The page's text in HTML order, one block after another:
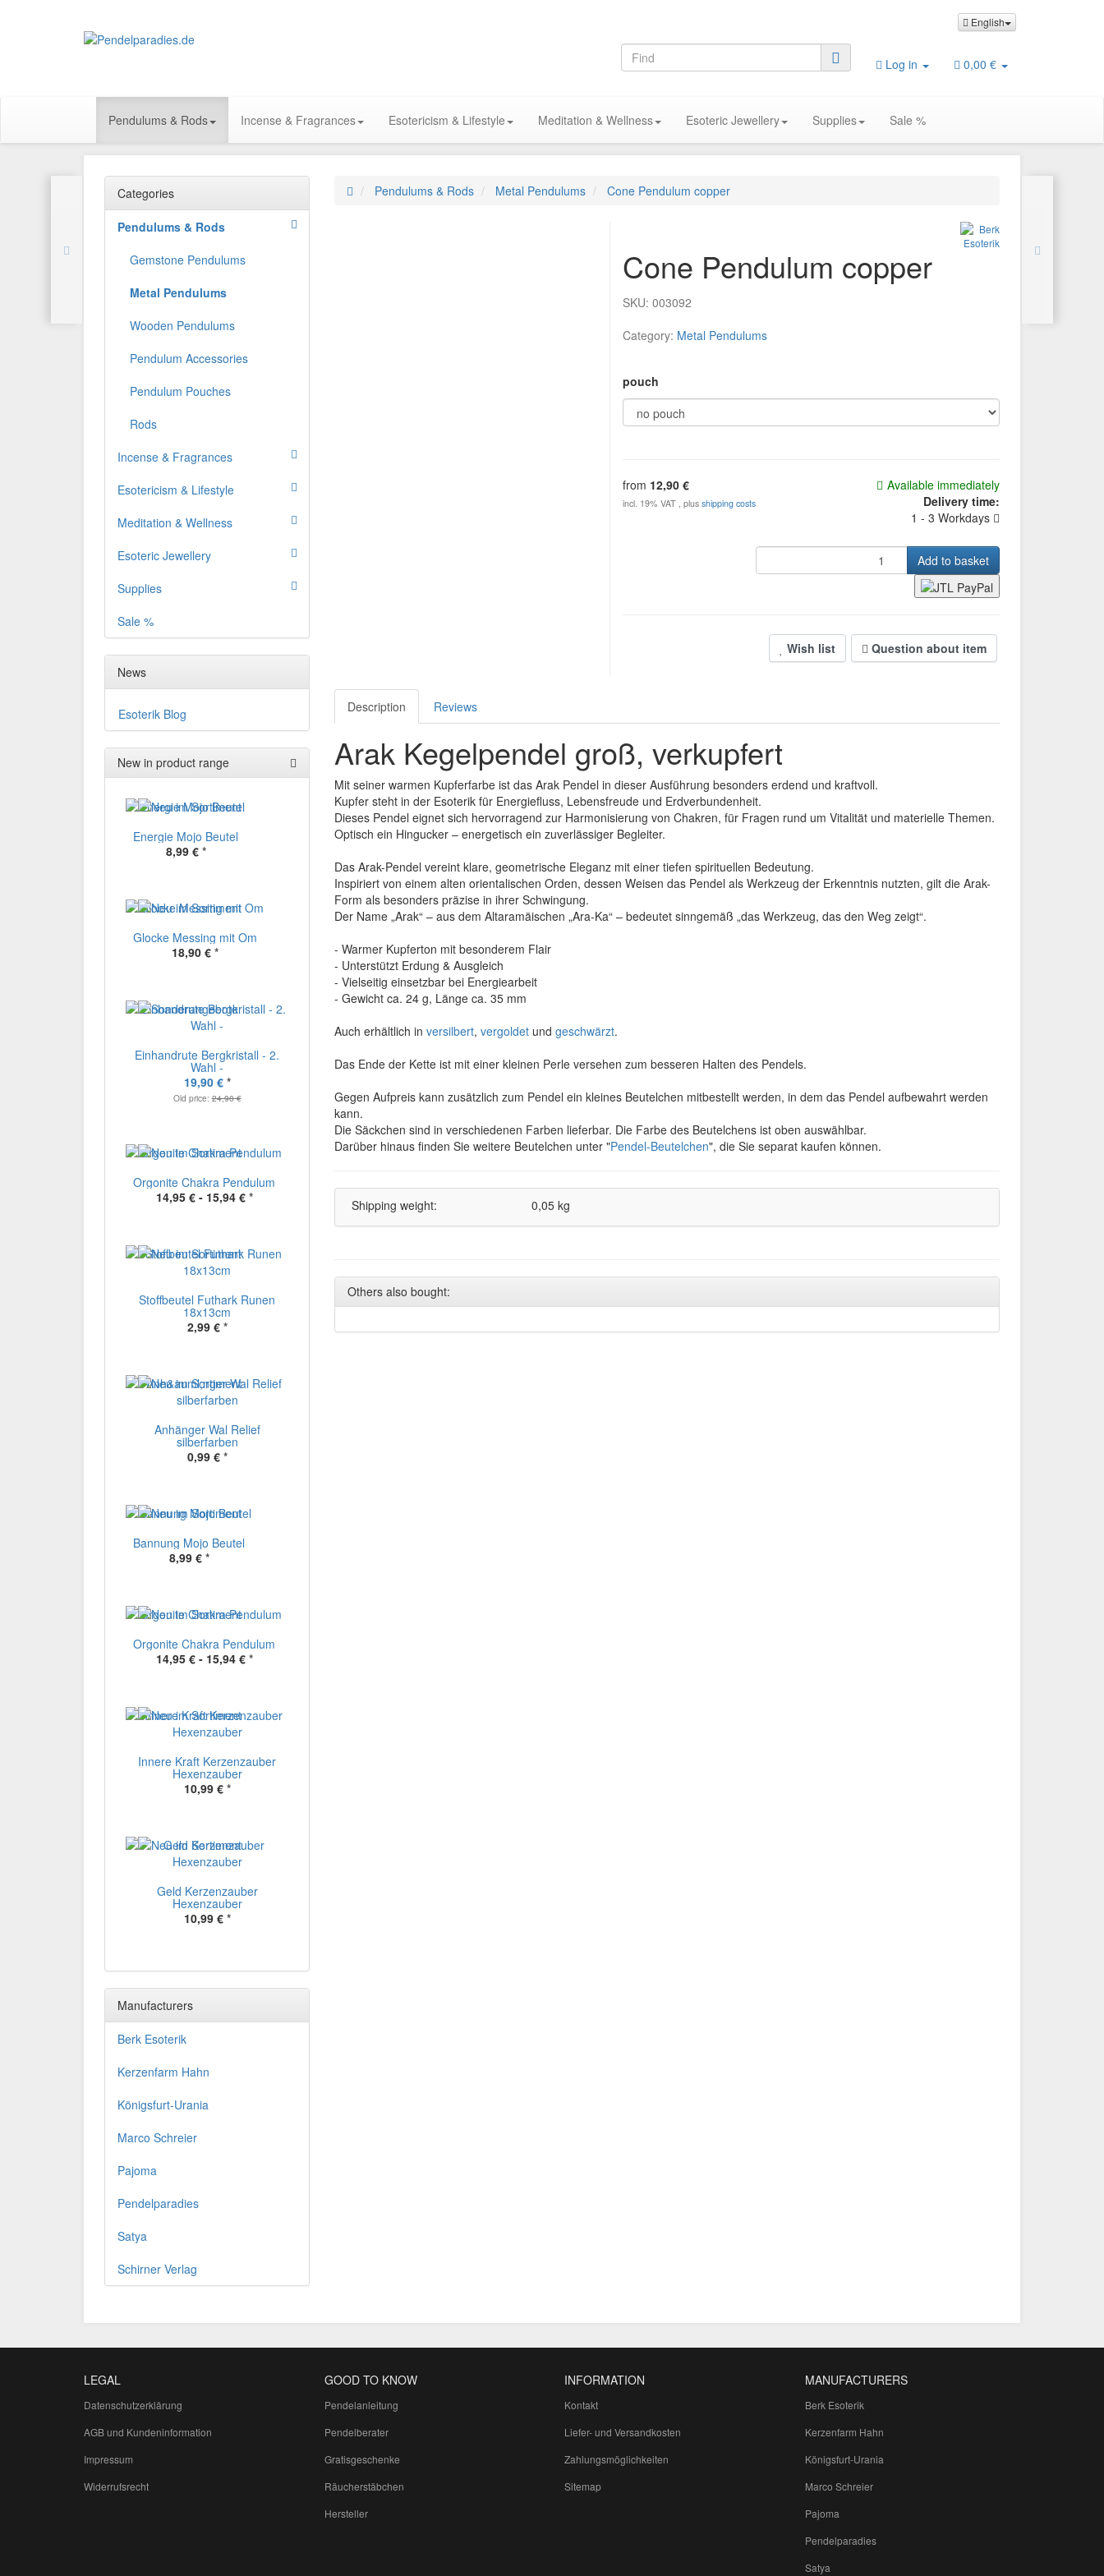
English
Log in 0,00 €
Pendulums & Rods Incense & Fragrances Esotericism & Lifestyle Meditation & Wellness Esoteric Jewellery Supplies Sale %
Pendulums & Rods Metal Pendulums Cone Pendulum copper
Cone Pendulum copper
SKU: 003092
Category: Metal Pendulums
pouch
from 12,90 €
incl. 19% VAT , plus shipping costs
Available immediately
Delivery time:
1 - 3 Workdays
Add to basket
Wish list Question about item
Description Reviews
Arak Kegelpendel groß, verkupfert
Mit seiner warmen Kupferfarbe ist das Arak Pendel in dieser Ausführung besonders erdend und kraftvoll.
Kupfer steht in der Esoterik für Energiefluss, Lebensfreude und Erdverbundenheit.
Dieses Pendel eignet sich hervorragend zur Harmonisierung von Chakren, für Fragen rund um Vitalität und materielle Themen.
Optisch ein Hingucker – energetisch ein zuverlässiger Begleiter.
Das Arak-Pendel vereint klare, geometrische Eleganz mit einer tiefen spirituellen Bedeutung.
Inspiriert von einem alten orientalischen Orden, dessen Weisen das Pendel als Werkzeug der Erkenntnis nutzten, gilt die Arak-
Form als besonders präzise in ihrer Schwingung.
Der Name „Arak“ – aus dem Altaramäischen „Ara-Ka“ – bedeutet sinngemäß „das Werkzeug, das den Weg zeigt“.
- Warmer Kupferton mit besonderem Flair
- Unterstützt Erdung & Ausgleich
- Vielseitig einsetzbar bei Energiearbeit
- Gewicht ca. 24 g, Länge ca. 35 mm
Auch erhältlich in versilbert, vergoldet und geschwärzt.
Das Ende der Kette ist mit einer kleinen Perle versehen zum besseren Halten des Pendels.
Gegen Aufpreis kann zusätzlich zum Pendel ein kleines Beutelchen mitbestellt werden, in dem das Pendel aufbewahrt werden
kann.
Die Säckchen sind in verschiedenen Farben lieferbar. Die Farbe des Beutelchens ist oben auswählbar.
Darüber hinaus finden Sie weitere Beutelchen unter "Pendel-Beutelchen", die Sie separat kaufen können.
Shipping weight: 0,05 kg
Others also bought:
Categories
Pendulums & Rods
Gemstone Pendulums
Metal Pendulums
Wooden Pendulums
Pendulum Accessories
Pendulum Pouches
Rods
Incense & Fragrances
Esotericism & Lifestyle
Meditation & Wellness
Esoteric Jewellery
Supplies
Sale %
News
Esoterik Blog
New in product range
Energie Mojo Beutel
8,99 € *
Glocke Messing mit Om
18,90 € *
Einhandrute Bergkristall - 2.
Wahl -
19,90 € *
Old price:24,90 €
Orgonite Chakra Pendulum
14,95 € - 15,94 € *
Stoffbeutel Futhark Runen
18x13cm
2,99 € *
Anhänger Wal Relief
silberfarben
0,99 € *
Bannung Mojo Beutel
8,99 € *
Orgonite Chakra Pendulum
14,95 € - 15,94 € *
Innere Kraft Kerzenzauber
Hexenzauber
10,99 € *
Geld Kerzenzauber
Hexenzauber
10,99 € *
Manufacturers
Berk Esoterik
Kerzenfarm Hahn
Königsfurt-Urania
Marco Schreier
Pajoma
Pendelparadies
Satya
Schirner Verlag
LEGAL
Datenschutzerklärung
AGB und Kundeninformation
Impressum
Widerrufsrecht
GOOD TO KNOW
Pendelanleitung
Pendelberater
Gratisgeschenke
Räucherstäbchen
Hersteller
INFORMATION
Kontakt
Liefer- und Versandkosten
Zahlungsmöglichkeiten
Sitemap
MANUFACTURERS
Berk Esoterik
Kerzenfarm Hahn
Königsfurt-Urania
Marco Schreier
Pajoma
Pendelparadies
Satya